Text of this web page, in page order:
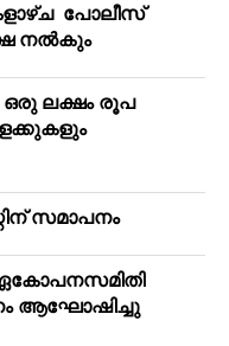
പോലീസ്
നല്‍കും
ഒരു ലക്ഷം രൂപ
സമാപനം
ആഘോഷിച്ചു